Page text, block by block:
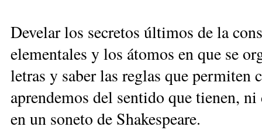
Develar los secretos últimos de la
elementales y los átomos en que se
letras y saber las reglas que permiten
aprendemos del sentido que tienen,
en un soneto de Shakespeare.